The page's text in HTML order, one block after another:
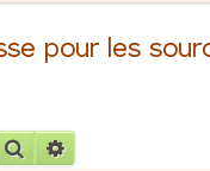
pour les
Rechercher